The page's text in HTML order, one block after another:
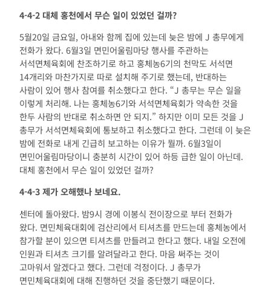
4-4-2 대체 홍천에서 무슨 일이 있었던 걸까?
5월20일 금요일, 아내와 함께 집에 있는데 늦은 밤에 J 총무에게
전화가 왔다. 6월3일 면민어울림마당 행사를 주관하는
서석면체육회에 찬조하기로 하고 홍체농6기의 천막도 서석면
14개리와 마찬가지로 따로 설치해 주기로 했는데, 반대하는
사람이 있어 행사 참여를 취소했다고 한다. “J 총무는 무슨 일을
이렇게 처리해. 나는 홍체농6기와 서석면체육회가 약속한 것을
한두 사람의 반대로 취소하면 안 되지.” 하지만 이미 모든 것을 J
총무가 서석면체육회에 통보하고 취소했다고 한다. 그런데 이 늦은
밤에 전화로 내게 긴급히 보고하는 이유가 뭘까. 6월3일이
면민어울림마당이니 충분히 시간이 있어 하등 급한 일이 아닌데.
대체 홍천에서 무슨 일이 있었던 걸까?
4-4-3제가 오해했나 보네요.
센터에 돌아왔다. 밤9시 경에 이봉식 전이장으로 부터 전화가
왔다. 면민체육대회에 검산리에서 티셔츠를 만드는데 홍체농에서
참가할 분이 있으면 티셔츠를 만들려고 한다고 했다. 내일 오전에
인원과 티셔츠 크기를 알려달라고 한다. 마음 써주는 것이
고마워서 알겠다고 했다. 그런데 걱정이다. J 총무가
면민체육대회에 대해 진행하던 것을 중단했기 때문이다.